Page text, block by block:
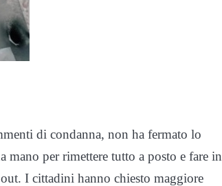
di condanna, non ha fermato lo
per rimettere tutto a posto e fare in
I cittadini hanno chiesto maggiore